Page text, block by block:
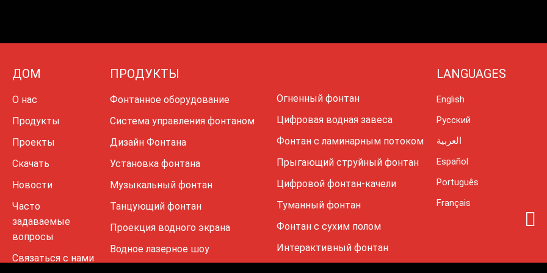
ДОМ
О нас
Продукты
Проекты
Скачать
Новости
Часто
задаваемые
вопросы
Связаться с нами
ПРОДУКТЫ
Фонтанное оборудование
Система управления фонтаном
Дизайн Фонтана
Установка фонтана
Музыкальный фонтан
Танцующий фонтан
Проекция водного экрана
Водное лазерное шоу
Огненный фонтан
Цифровая водная завеса
Фонтан с ламинарным потоком
Прыгающий струйный фонтан
Цифровой фонтан-качели
Туманный фонтан
Фонтан с сухим полом
Интерактивный фонтан
LANGUAGES
English
Русский
العربية
Español
Português
Français
I